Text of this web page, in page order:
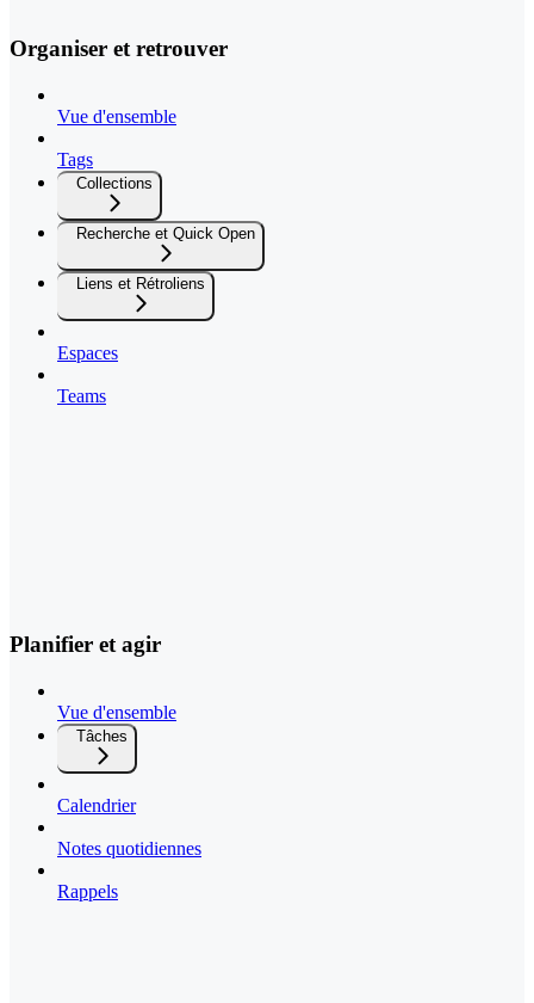
Organiser et retrouver
Vue d'ensemble
Tags
Collections
Recherche et Quick Open
Liens et Rétroliens
Espaces
Teams
Planifier et agir
Vue d'ensemble
Tâches
Calendrier
Notes quotidiennes
Rappels